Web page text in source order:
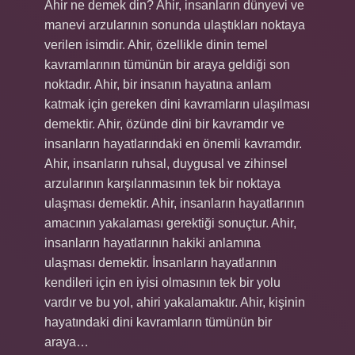
Ahir ne demek din? Ahir, insanların dünyevi ve
manevi arzularının sonunda ulaştıkları noktaya
verilen isimdir. Ahir, özellikle dinin temel
kavramlarının tümünün bir araya geldiği son
noktadır. Ahir, bir insanın hayatına anlam
katmak için gereken dini kavramların ulaşılması
demektir. Ahir, özünde dini bir kavramdır ve
insanların hayatlarındaki en önemli kavramdır.
Ahir, insanların ruhsal, duygusal ve zihinsel
arzularının karşılanmasının tek bir noktaya
ulaşması demektir. Ahir, insanların hayatlarının
amacının yakalaması gerektiği sonuçtur. Ahir,
insanların hayatlarının hakiki anlamına
ulaşması demektir. İnsanların hayatlarının
kendileri için en iyisi olmasının tek bir yolu
vardır ve bu yol, ahiri yakalamaktır. Ahir, kişinin
hayatındaki dini kavramların tümünün bir
araya…